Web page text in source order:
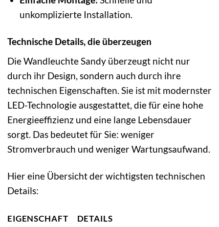
unkomplizierte Installation.
Technische Details, die überzeugen
Die Wandleuchte Sandy überzeugt nicht nur
durch ihr Design, sondern auch durch ihre
technischen Eigenschaften. Sie ist mit modernster
LED-Technologie ausgestattet, die für eine hohe
Energieeffizienz und eine lange Lebensdauer
sorgt. Das bedeutet für Sie: weniger
Stromverbrauch und weniger Wartungsaufwand.
Hier eine Übersicht der wichtigsten technischen
Details:
EIGENSCHAFT
DETAILS